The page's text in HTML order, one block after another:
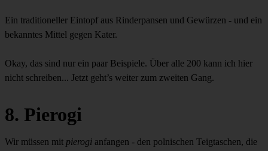
Ein traditioneller Eintopf aus Rinderpansen und Gewürzen - und ein
bekanntes Mittel gegen Kater.
Okay, das sind nur ein paar Beispiele. Über alle 200 kann ich hier
nicht schreiben... Jetzt geht’s weiter zum zweiten Gang.
8. Pierogi
Wir müssen mit pierogi anfangen - den polnischen Teigtaschen, die